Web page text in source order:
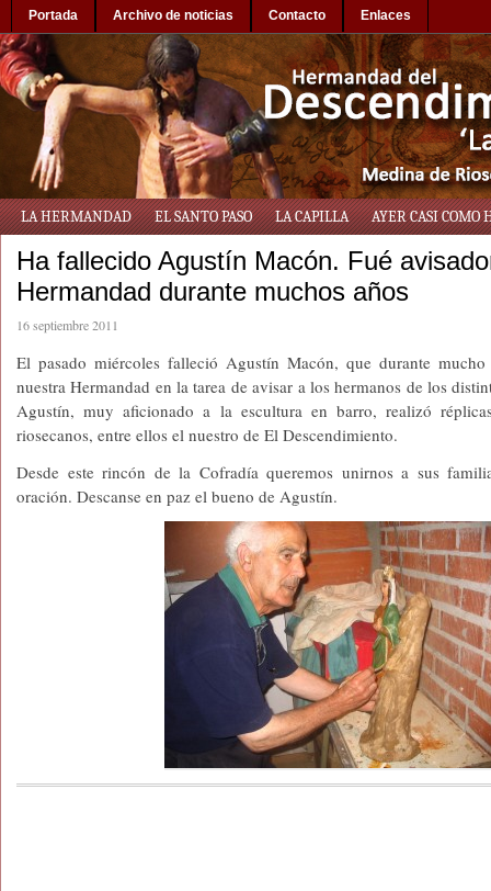
Portada Archivo de noticias Contacto Enlaces
LA HERMANDAD EL SANTO PASO LA CAPILLA AYER CASI COMO
Ha fallecido Agustín Macón. Fué
Hermandad durante muchos años
16 septiembre 2011
El pasado miércoles falleció Agustín Macón, que durante
nuestra Hermandad en la tarea de avisar a los hermanos de los
Agustín, muy aficionado a la escultura en barro, realizó
riosecanos, entre ellos el nuestro de El Descendimiento.
Desde este rincón de la Cofradía queremos unirnos a sus
oración. Descanse en paz el bueno de Agustín.